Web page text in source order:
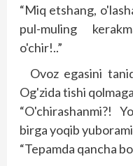
“Miq etshang,
pul-muling
o'chir!..”
Ovoz egasini
Og'zida tishi
“O'chirashanmi?!
birga yoqib
“Tepamda qancha